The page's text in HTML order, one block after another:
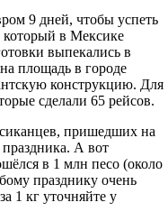
9 дней, чтобы успеть
который в Мексике
выпекались в
площадь в городе
конструкцию. Для
сделали 65 рейсов.
пришедших на
А вот
в 1 млн песо (около
празднику очень
1 кг уточняйте у